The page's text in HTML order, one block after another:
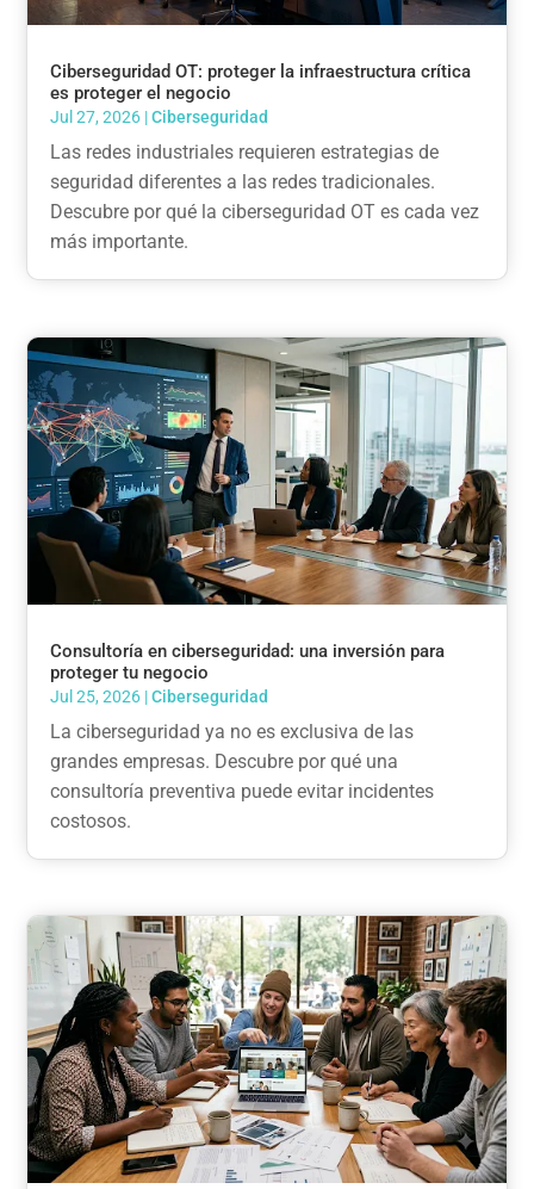
Ciberseguridad OT: proteger la infraestructura crítica
es proteger el negocio
Jul 27, 2026 |Ciberseguridad
Las redes industriales requieren estrategias de
seguridad diferentes a las redes tradicionales.
Descubre por qué la ciberseguridad OT es cada vez
más importante.
Consultoría en ciberseguridad: una inversión para
proteger tu negocio
Jul 25, 2026 |Ciberseguridad
La ciberseguridad ya no es exclusiva de las
grandes empresas. Descubre por qué una
consultoría preventiva puede evitar incidentes
costosos.